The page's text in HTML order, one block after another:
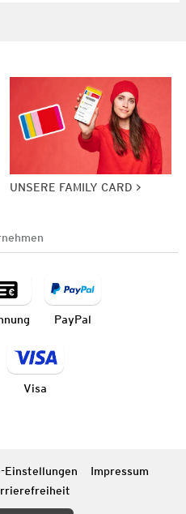
UNSERE FAMILY CARD
PayPal
Visa
Einstellungen
Impressum